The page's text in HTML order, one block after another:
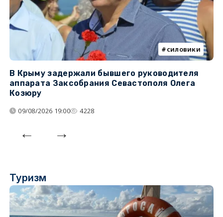
силовики
В Крыму задержали бывшего руководителя
аппарата Заксобрания Севастополя Олега
Козюру
09/08/2026 19:00 4228
Туризм